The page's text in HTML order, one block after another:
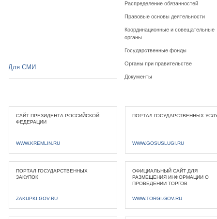
Распределение обязанностей
Правовые основы деятельности
Координационные и совещательные
органы
Государственные фонды
Органы при правительстве
Документы
Для СМИ
САЙТ ПРЕЗИДЕНТА РОССИЙСКОЙ
ФЕДЕРАЦИИ
WWW.KREMLIN.RU
ПОРТАЛ ГОСУДАРСТВЕННЫХ
WWW.GOSUSLUGI.RU
ПОРТАЛ ГОСУДАРСТВЕННЫХ
ЗАКУПОК
ZAKUPKI.GOV.RU
ОФИЦИАЛЬНЫЙ САЙТ ДЛЯ
РАЗМЕЩЕНИЯ ИНФОРМАЦИИ О
ПРОВЕДЕНИИ ТОРГОВ
WWW.TORGI.GOV.RU